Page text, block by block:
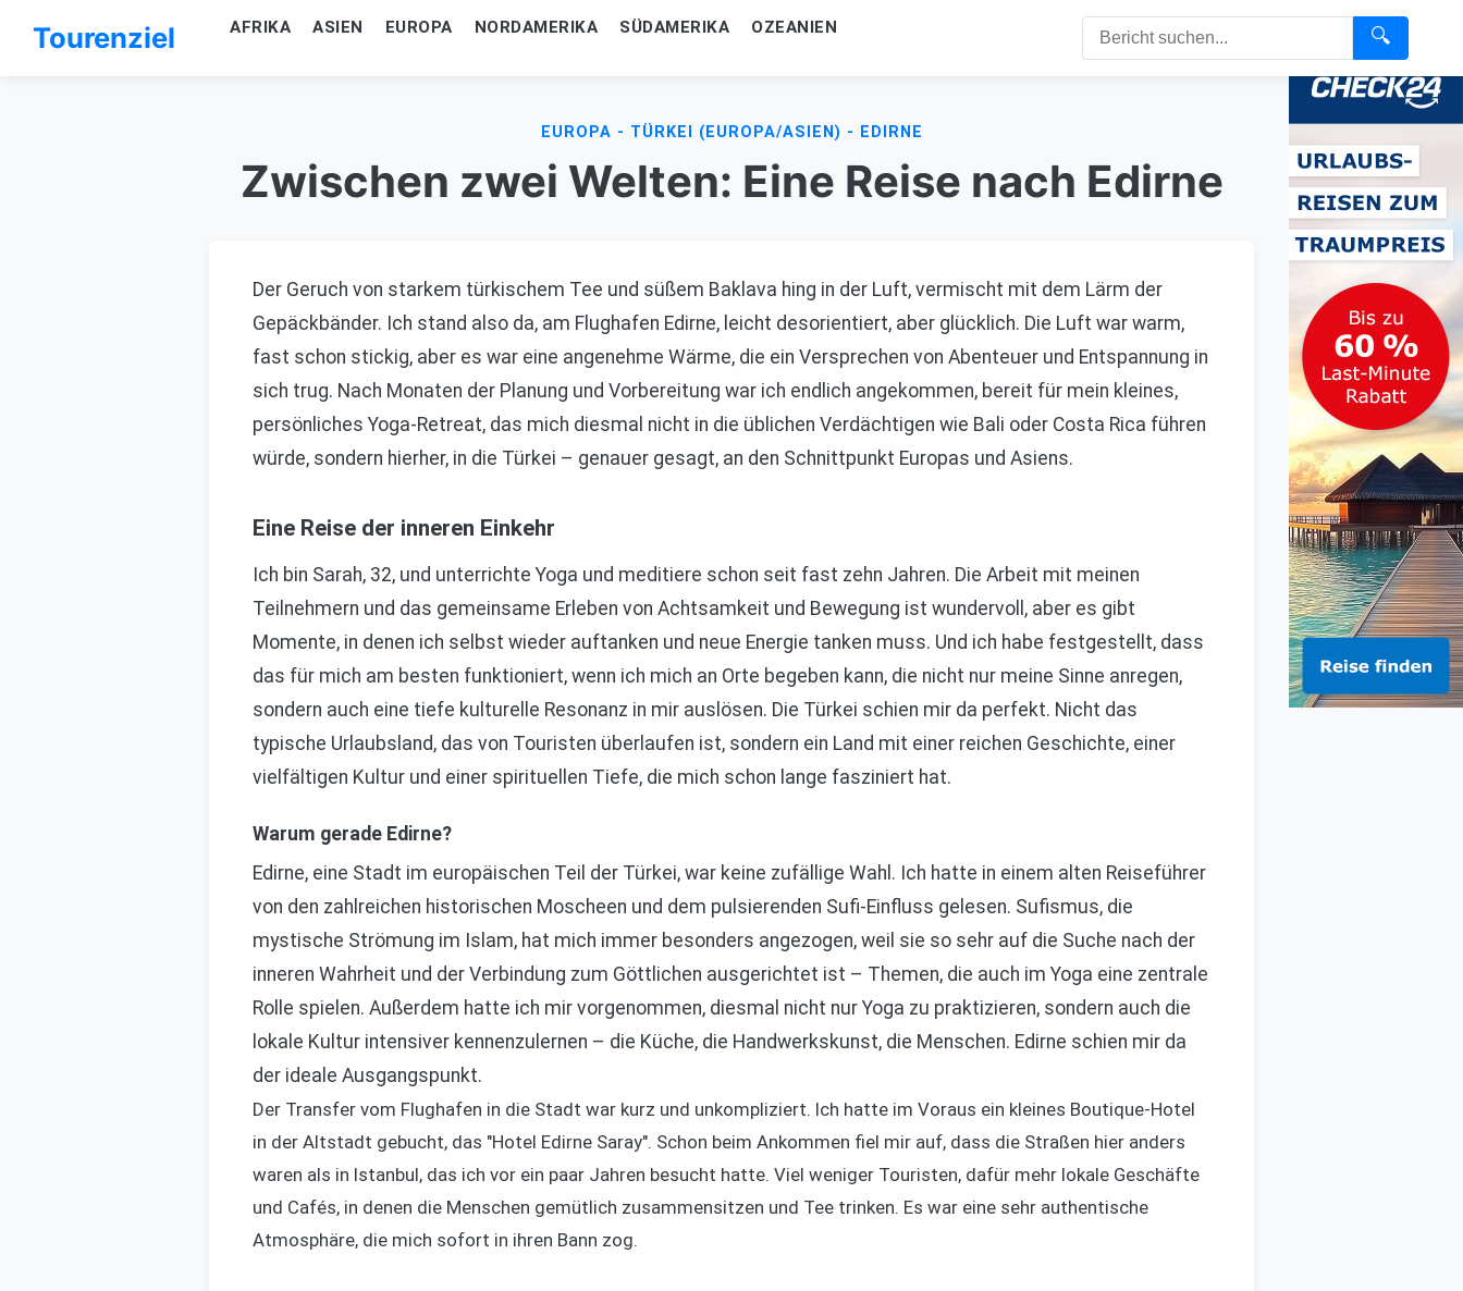
Tourenziel 🔍
AFRIKA ASIEN EUROPA NORDAMERIKA SÜDAMERIKA OZEANIEN
EUROPA - TÜRKEI (EUROPA/ASIEN) - EDIRNE
Zwischen zwei Welten: Eine Reise nach Edirne
Der Geruch von starkem türkischem Tee und süßem Baklava hing in der Luft, vermischt mit dem Lärm der
Gepäckbänder. Ich stand also da, am Flughafen Edirne, leicht desorientiert, aber glücklich. Die Luft war warm,
fast schon stickig, aber es war eine angenehme Wärme, die ein Versprechen von Abenteuer und Entspannung in
sich trug. Nach Monaten der Planung und Vorbereitung war ich endlich angekommen, bereit für mein kleines,
persönliches Yoga-Retreat, das mich diesmal nicht in die üblichen Verdächtigen wie Bali oder Costa Rica führen
würde, sondern hierher, in die Türkei – genauer gesagt, an den Schnittpunkt Europas und Asiens.
Eine Reise der inneren Einkehr
Ich bin Sarah, 32, und unterrichte Yoga und meditiere schon seit fast zehn Jahren. Die Arbeit mit meinen
Teilnehmern und das gemeinsame Erleben von Achtsamkeit und Bewegung ist wundervoll, aber es gibt
Momente, in denen ich selbst wieder auftanken und neue Energie tanken muss. Und ich habe festgestellt, dass
das für mich am besten funktioniert, wenn ich mich an Orte begeben kann, die nicht nur meine Sinne anregen,
sondern auch eine tiefe kulturelle Resonanz in mir auslösen. Die Türkei schien mir da perfekt. Nicht das
typische Urlaubsland, das von Touristen überlaufen ist, sondern ein Land mit einer reichen Geschichte, einer
vielfältigen Kultur und einer spirituellen Tiefe, die mich schon lange fasziniert hat.
Warum gerade Edirne?
Edirne, eine Stadt im europäischen Teil der Türkei, war keine zufällige Wahl. Ich hatte in einem alten Reiseführer
von den zahlreichen historischen Moscheen und dem pulsierenden Sufi-Einfluss gelesen. Sufismus, die
mystische Strömung im Islam, hat mich immer besonders angezogen, weil sie so sehr auf die Suche nach der
inneren Wahrheit und der Verbindung zum Göttlichen ausgerichtet ist – Themen, die auch im Yoga eine zentrale
Rolle spielen. Außerdem hatte ich mir vorgenommen, diesmal nicht nur Yoga zu praktizieren, sondern auch die
lokale Kultur intensiver kennenzulernen – die Küche, die Handwerkskunst, die Menschen. Edirne schien mir da
der ideale Ausgangspunkt.
Der Transfer vom Flughafen in die Stadt war kurz und unkompliziert. Ich hatte im Voraus ein kleines Boutique-Hotel
in der Altstadt gebucht, das "Hotel Edirne Saray". Schon beim Ankommen fiel mir auf, dass die Straßen hier anders
waren als in Istanbul, das ich vor ein paar Jahren besucht hatte. Viel weniger Touristen, dafür mehr lokale Geschäfte
und Cafés, in denen die Menschen gemütlich zusammensitzen und Tee trinken. Es war eine sehr authentische
Atmosphäre, die mich sofort in ihren Bann zog.